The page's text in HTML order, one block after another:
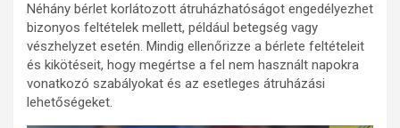
Néhány bérlet korlátozott átruházhatóságot engedélyezhet
bizonyos feltételek mellett, például betegség vagy
vészhelyzet esetén. Mindig ellenőrizze a bérlete feltételeit
és kikötéseit, hogy megértse a fel nem használt napokra
vonatkozó szabályokat és az esetleges átruházási
lehetőségeket.